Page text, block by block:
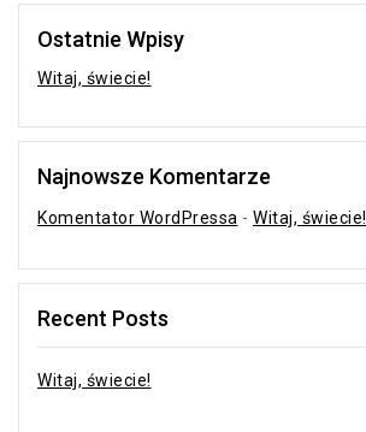
Ostatnie Wpisy
Witaj, świecie!
Najnowsze Komentarze
Komentator WordPressa - Witaj, świecie!
Recent Posts
Witaj, świecie!